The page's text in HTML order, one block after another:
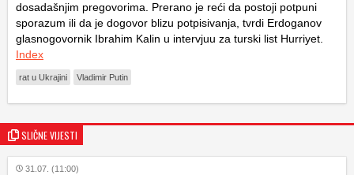
dosadašnjim pregovorima. Prerano je reći da postoji potpuni
sporazum ili da je dogovor blizu potpisivanja, tvrdi Erdoganov
glasnogovornik Ibrahim Kalin u intervjuu za turski list Hurriyet.
Index
rat u Ukrajini Vladimir Putin
SLIČNE VIJESTI
31.07. (11:00)